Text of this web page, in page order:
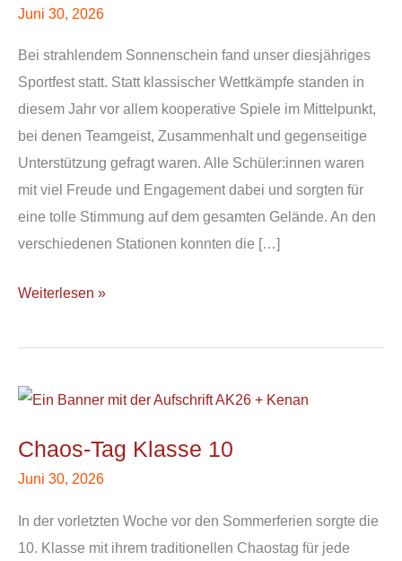
Juni 30, 2026
Bei strahlendem Sonnenschein fand unser diesjähriges
Sportfest statt. Statt klassischer Wettkämpfe standen in
diesem Jahr vor allem kooperative Spiele im Mittelpunkt,
bei denen Teamgeist, Zusammenhalt und gegenseitige
Unterstützung gefragt waren. Alle Schüler:innen waren
mit viel Freude und Engagement dabei und sorgten für
eine tolle Stimmung auf dem gesamten Gelände. An den
verschiedenen Stationen konnten die […]
Weiterlesen »
Chaos-Tag Klasse 10
Juni 30, 2026
In der vorletzten Woche vor den Sommerferien sorgte die
10. Klasse mit ihrem traditionellen Chaostag für jede
Chaos-
Klasse
10